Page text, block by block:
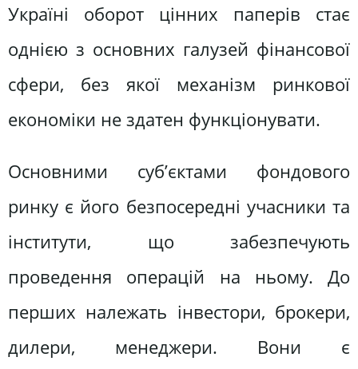
Україні оборот цінних паперів стає
однією з основних галузей фінансової
сфери, без якої механізм ринкової
економіки не здатен функціонувати.
Основними суб’єктами фондового
ринку є його безпосередні учасники та
інститути, що забезпечують
проведення операцій на ньому. До
перших належать інвестори, брокери,
дилери, менеджери. Вони є